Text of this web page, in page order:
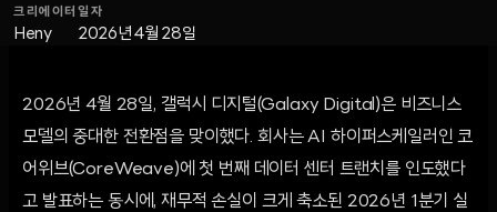
크리에이터
Heny
일자
2026년 4월 28일
2026년 4월 28일, 갤럭시 디지털(Galaxy Digital)은 비즈니스
모델의 중대한 전환점을 맞이했다. 회사는 AI 하이퍼스케일러인 코
어위브(CoreWeave)에 첫 번째 데이터 센터 트랜치를 인도했다
고 발표하는 동시에, 재무적 손실이 크게 축소된 2026년 1분기 실